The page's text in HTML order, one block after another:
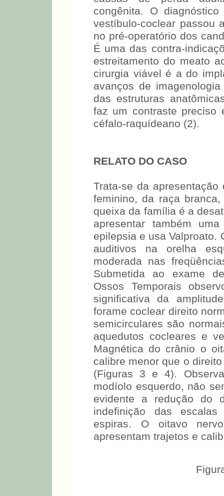
congênita. O
vestíbulo-coclear passou
no pré-operatório dos
É uma das contra-
estreitamento do meato
cirurgia viável é a do
avanços de
das estruturas
faz um contraste preciso
céfalo-raquídeano (2).
RELATO DO CASO
Trata-se da
feminino, da raça
queixa da família é a
apresentar também
epilepsia e usa Valproato.
auditivos na orelha
moderada nas
Submetida ao exame
Ossos Temporais
significativa da
forame coclear direito
semicirculares são
aquedutos cocleares e
Magnética do crânio o
calibre menor que o
(Figuras 3 e 4).
modíolo esquerdo, não
evidente a redução do
indefinição das
espiras. O oitavo
apresentam trajetos e